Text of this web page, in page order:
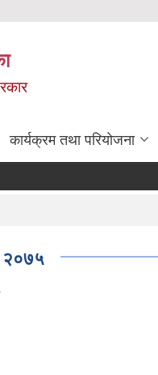
कार्यक्रम तथा परियोजना
२०७५